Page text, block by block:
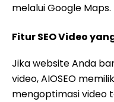
melalui Google Maps.
Fitur SEO Video
Jika website Anda
video, AIOSEO
mengoptimasi video